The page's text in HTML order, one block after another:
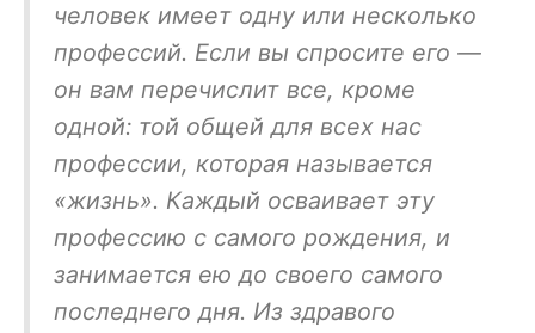
человек имеет одну или несколько
профессий. Если вы спросите его —
он вам перечислит все, кроме
одной: той общей для всех нас
профессии, которая называется
«жизнь». Каждый осваивает эту
профессию с самого рождения, и
занимается ею до своего самого
последнего дня. Из здравого